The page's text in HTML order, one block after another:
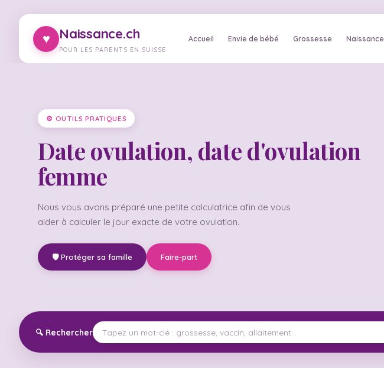
♥ Naissance.ch
POUR LES PARENTS EN SUISSE
Accueil Envie de bébé Grossesse Naissance
⚙ OUTILS PRATIQUES
Date ovulation, date d'ovulation
femme
Nous vous avons préparé une petite calculatrice afin de vous
aider à calculer le jour exacte de votre ovulation.
🛡️ Protéger sa famille Faire-part
🔍 Rechercher